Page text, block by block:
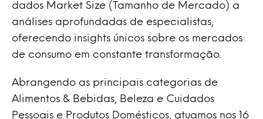
dados Market Size (Tamanho de Mercado) a
análises aprofundadas de especialistas,
oferecendo insights únicos sobre os mercados
de consumo em constante transformação.
Abrangendo as principais categorias de
Alimentos & Bebidas, Beleza e Cuidados
Pessoais e Produtos Domésticos, atuamos nos 16